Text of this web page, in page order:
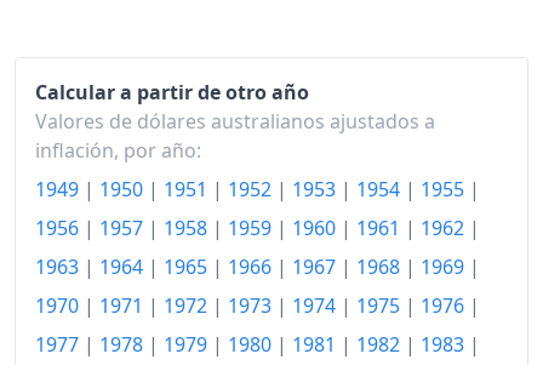
1981
334.49
1982
1983
409.86
426.09
1985
454.78
1986
495.94
Calcular a partir de otro año
Valores de dólares australianos ajustados a
inflación, por año:
1949 | 1950 | 1951 | 1952 | 1953 | 1954 | 1955 |
1956 | 1957 | 1958 | 1959 | 1960 | 1961 | 1962 |
1963 | 1964 | 1965 | 1966 | 1967 | 1968 | 1969 |
1970 | 1971 | 1972 | 1973 | 1974 | 1975 | 1976 |
1977 | 1978 | 1979 | 1980 | 1981 | 1982 | 1983 |